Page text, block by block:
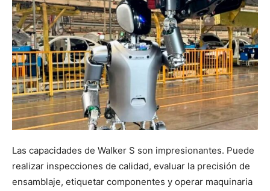
Las capacidades de Walker S son impresionantes. Puede
realizar inspecciones de calidad, evaluar la precisión de
ensamblaje, etiquetar componentes y operar maquinaria